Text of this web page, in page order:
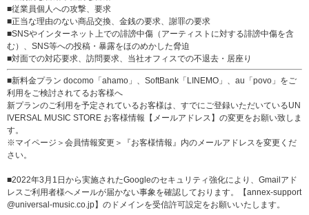
■従業員個人への攻撃、要求
■正当な理由のない商品交換、金銭の要求、謝罪の要求
■SNSやインターネット上での誹謗中傷（アーティストに対する誹謗中傷を含
む）、SNS等への投稿・暴露をほのめかした脅迫
■対面での対応要求、訪問要求、当社オフィスでの不退去・居座り
■新料金プラン docomo「ahamo」、SoftBank「LINEMO」、au「povo」をご
利用をご検討されてるお客様へ
新プランのご利用を予定されているお客様は、すでにご登録いただいているUN
IVERSAL MUSIC STORE お客様情報【メールアドレス】の変更をお願い致しま
す。
※マイページ＞会員情報変更＞『お客様情報』内のメールアドレスを変更くだ
さい。
■2022年3月1日から実施されたGoogleのセキュリティ強化により、Gmailアド
レスご利用者様へメールが届かない事象を確認しております。【annex-support
@universal-music.co.jp】のドメインを受信許可設定をお願いいたします。